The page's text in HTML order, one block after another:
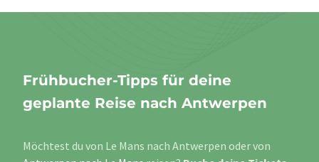
Frühbucher-Tipps für deine
geplante Reise nach Antwerpen
Möchtest du von Le Mans nach Antwerpen oder von